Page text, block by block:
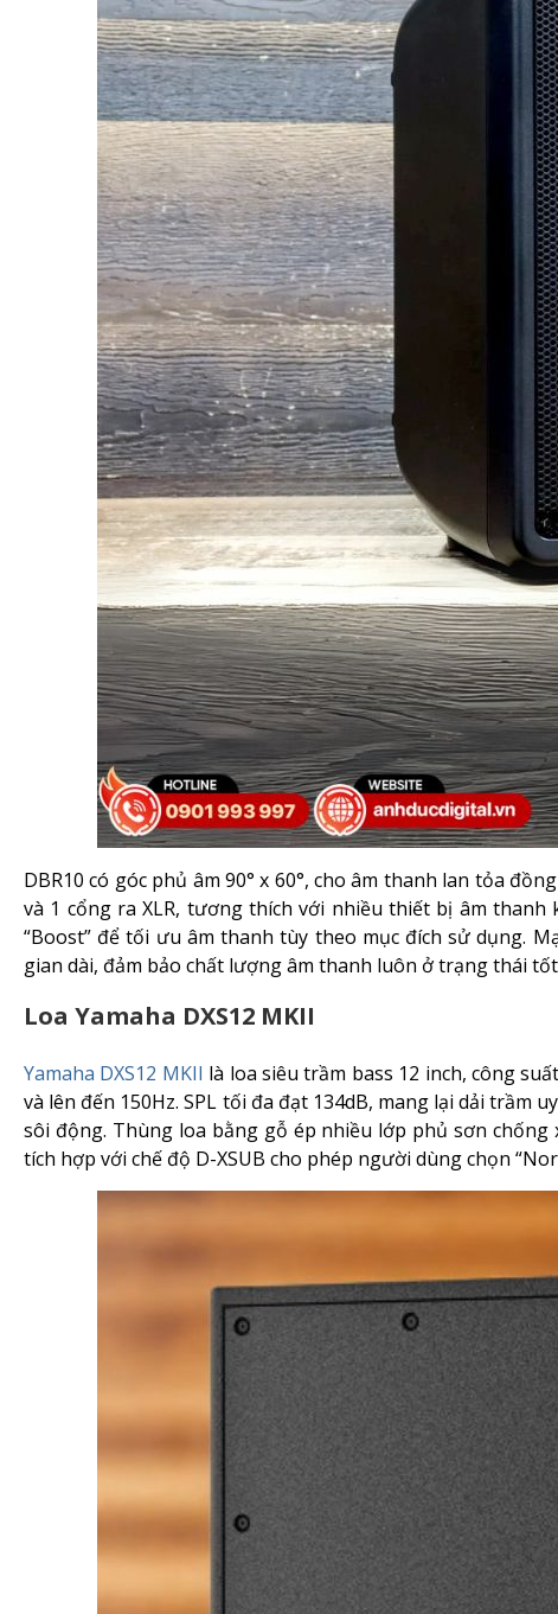
DBR10 có góc phủ âm 90° x 60°, cho âm thanh lan tỏa
và 1 cổng ra XLR, tương thích với nhiều thiết bị âm thanh
“Boost” để tối ưu âm thanh tùy theo mục đích sử dụng.
gian dài, đảm bảo chất lượng âm thanh luôn ở trạng thái
Loa Yamaha DXS12 MKII
Yamaha DXS12 MKII là loa siêu trầm bass 12 inch, công
và lên đến 150Hz. SPL tối đa đạt 134dB, mang lại dải trầm
sôi động. Thùng loa bằng gỗ ép nhiều lớp phủ sơn chống
tích hợp với chế độ D-XSUB cho phép người dùng chọn